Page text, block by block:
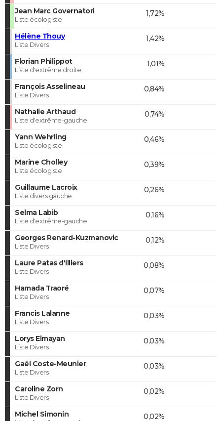
Jean Marc Governatori
Liste écologiste
1,72%
Hélène Thouy
Liste Divers
1,42%
Florian Philippot
Liste d'extrême droite
1,01%
François Asselineau
Liste Divers
0,84%
Nathalie Arthaud
Liste d'extrême-gauche
0,74%
Yann Wehrling
Liste écologiste
0,46%
Marine Cholley
Liste écologiste
0,39%
Guillaume Lacroix
Liste divers gauche
0,26%
Selma Labib
Liste d'extrême-gauche
0,16%
Georges Renard-Kuzmanovic
Liste Divers
0,12%
Laure Patas d'Illiers
Liste Divers
0,08%
Hamada Traoré
Liste Divers
0,07%
Francis Lalanne
Liste Divers
0,03%
Lorys Elmayan
Liste Divers
0,03%
Gaël Coste-Meunier
Liste Divers
0,03%
Caroline Zorn
Liste Divers
0,02%
Michel Simonin 0,02%